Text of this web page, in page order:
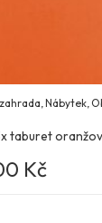
,Nábytek ,
taburet
Kč